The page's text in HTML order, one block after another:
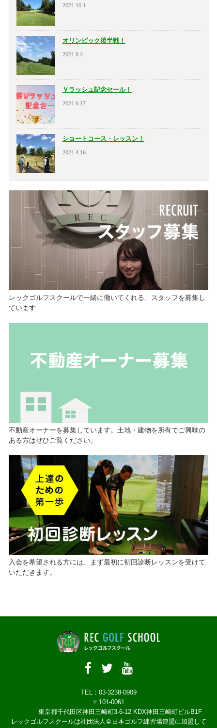
2021.10.1
オリンピック後半戦！
2021.8.4
Ｖラッシュ記念セール！
2021.6.17
ショートコース・レッスン！
2021.4.16
レックゴルフスクールで一緒に働いてくれる、スタッフを募集し
ています
不動産オーナーを募集しています。土地・建物を所有でご興味の
ある方はぜひご覧ください。
入会を希望される方には、まず最初に初回診断レッスンを受けて
いただきます。
TEL：03-3238-0909
〒101-0061
東京都千代田区神田三崎町3-6-12 KDX神田三崎町ビルB1F
レックゴルフスクールは社団法人全日本ゴルフ練習場連盟に加盟して